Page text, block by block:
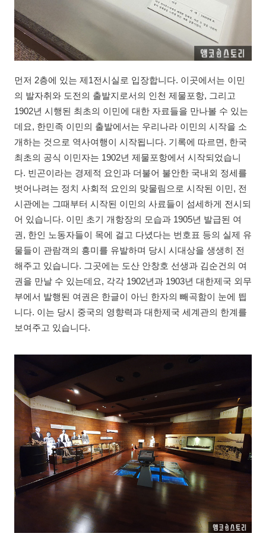
먼저 2층에 있는 제1전시실로 입장합니다. 이곳에서는 이민
의 발자취와 도전의 출발지로서의 인천 제물포항, 그리고
1902년 시행된 최초의 이민에 대한 자료들을 만나볼 수 있는
데요, 한민족 이민의 출발에서는 우리나라 이민의 시작을 소
개하는 것으로 역사여행이 시작됩니다. 기록에 따르면, 한국
최초의 공식 이민자는 1902년 제물포항에서 시작되었습니
다. 빈곤이라는 경제적 요인과 더불어 불안한 국내외 정세를
벗어나려는 정치 사회적 요인의 맞물림으로 시작된 이민, 전
시관에는 그때부터 시작된 이민의 사료들이 섬세하게 전시되
어 있습니다. 이민 초기 개항장의 모습과 1905년 발급된 여
권, 한인 노동자들이 목에 걸고 다녔다는 번호표 등의 실제 유
물들이 관람객의 흥미를 유발하며 당시 시대상을 생생히 전
해주고 있습니다. 그곳에는 도산 안창호 선생과 김순건의 여
권을 만날 수 있는데요, 각각 1902년과 1903년 대한제국 외무
부에서 발행된 여권은 한글이 아닌 한자의 빼곡함이 눈에 띕
니다. 이는 당시 중국의 영향력과 대한제국 세계관의 한계를
보여주고 있습니다.